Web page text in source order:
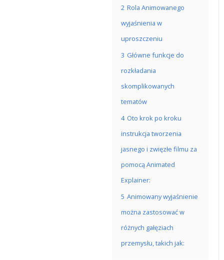
2 Rola Animowanego
wyjaśnienia w
uproszczeniu
3 Główne funkcje do
rozkładania
skomplikowanych
tematów
4 Oto krok po kroku
instrukcja tworzenia
jasnego i zwięzłe filmu za
pomocą Animated
Explainer:
5 Animowany wyjaśnienie
można zastosować w
różnych gałęziach
przemysłu, takich jak: